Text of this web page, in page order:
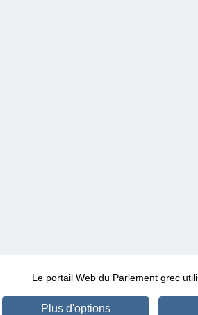
Le portail Web du Parlement grec
Plus d'options